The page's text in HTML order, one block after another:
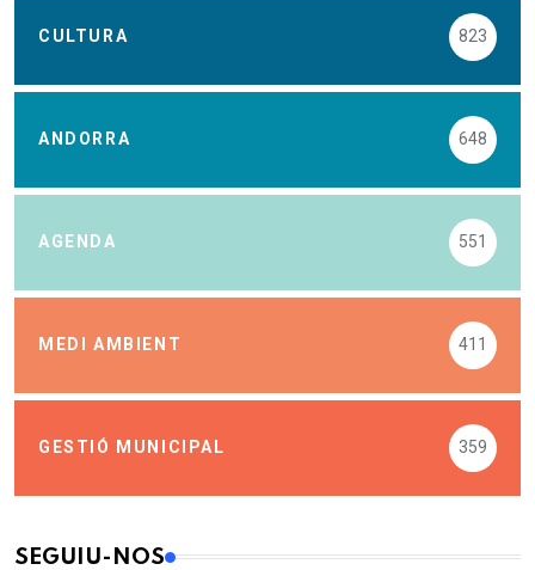
CULTURA 823
ANDORRA 648
AGENDA 551
MEDI AMBIENT 411
GESTIÓ MUNICIPAL 359
SEGUIU-NOS